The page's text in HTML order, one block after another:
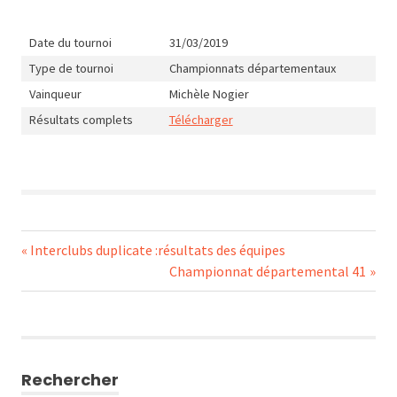
Date du tournoi
31/03/2019
Type de tournoi
Championnats départementaux
Vainqueur
Michèle Nogier
Résultats complets
Télécharger
Navigation
de
Previous
Interclubs duplicate :résultats des équipes
Next
Post:
Championnat départemental 41
Rechercher